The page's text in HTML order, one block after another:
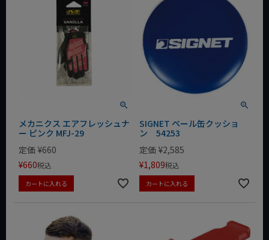
メカニクス エアフレッシュナ
ー ピンク MFJ-29
定価 ¥660
¥660税込
カートに入れる
SIGNET ペール缶クッショ
ン 54253
定価 ¥2,585
¥1,809税込
カートに入れる